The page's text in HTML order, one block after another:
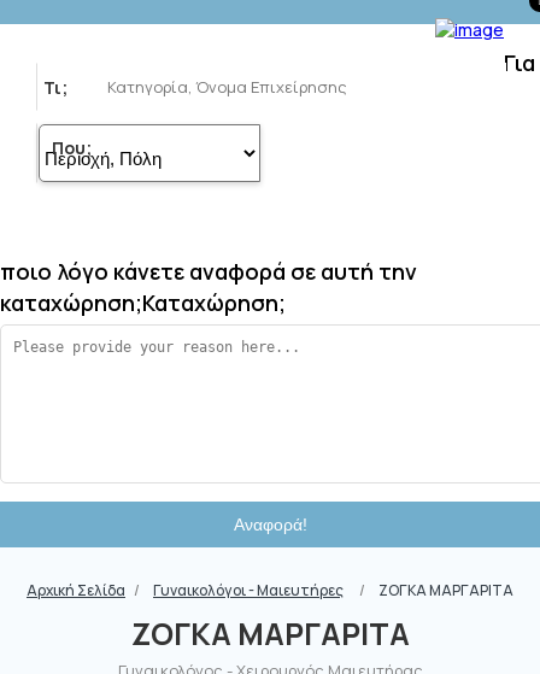
Τι;
Που;
Για
ποιο λόγο κάνετε αναφορά σε αυτή την
καταχώρηση;Καταχώρηση;
Αναφορά!
Αρχική Σελίδα Γυναικολόγοι - Μαιευτήρες ΖΟΓΚΑ ΜΑΡΓΑΡΙΤΑ
ΖΟΓΚΑ ΜΑΡΓΑΡΙΤΑ